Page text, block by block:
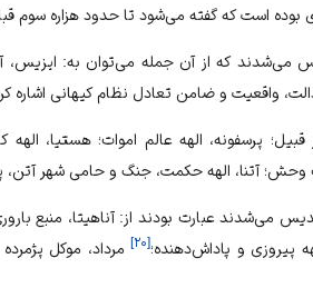
است که گفته می‌شود تا حدود هزاره سوم
می‌شدند که از آن جمله می‌توان به:
واقعیت و ضامن تعادل نظام کیهانی اشاره
پرسفونه، الهه عالم اموات؛ هستیا، الهه
وحش؛ آتنا، الهه حکمت، جنگ و حامی شهر
می‌شدند عبارت بودند از: آناهیتا، منبع
پیروزی و پاداش‌دهنده؛[۲۰] مرداد، موکل